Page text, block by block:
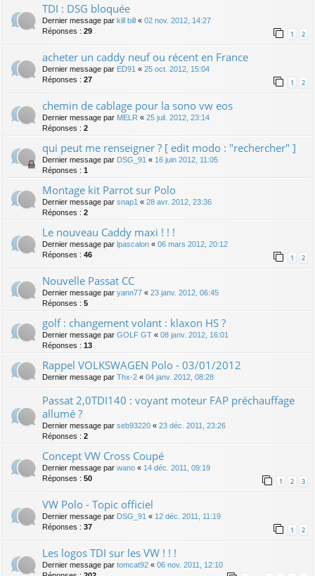
TDI : DSG bloquée
Dernier message par kill bill « 02 nov. 2012, 14:27
Réponses : 29 1 2
acheter un caddy neuf ou récent en France
Dernier message par ED91 « 25 oct. 2012, 15:04
Réponses : 27 1 2
chemin de cablage pour la sono vw eos
Dernier message par MELR « 25 juil. 2012, 23:14
Réponses : 2
qui peut me renseigner ? [ edit modo : "rechercher" ]
Dernier message par DSG_91 « 16 juin 2012, 11:05
Réponses : 1
Montage kit Parrot sur Polo
Dernier message par snap1 « 28 avr. 2012, 23:36
Réponses : 2
Le nouveau Caddy maxi ! ! !
Dernier message par lpascalon « 06 mars 2012, 20:12
Réponses : 46 1 2
Nouvelle Passat CC
Dernier message par yann77 « 23 janv. 2012, 06:45
Réponses : 5
golf : changement volant : klaxon HS ?
Dernier message par GOLF GT « 08 janv. 2012, 16:01
Réponses : 13
Rappel VOLKSWAGEN Polo - 03/01/2012
Dernier message par Thx-2 « 04 janv. 2012, 08:28
Passat 2,0TDI140 : voyant moteur FAP préchauffage
allumé ?
Dernier message par seb93220 « 23 déc. 2011, 23:26
Réponses : 2
Concept VW Cross Coupé
Dernier message par wano « 14 déc. 2011, 09:19
Réponses : 50 1 2 3
VW Polo - Topic officiel
Dernier message par DSG_91 « 12 déc. 2011, 11:19
Réponses : 37 1 2
Les logos TDI sur les VW ! ! !
Dernier message par tomcat92 « 06 nov. 2011, 12:10